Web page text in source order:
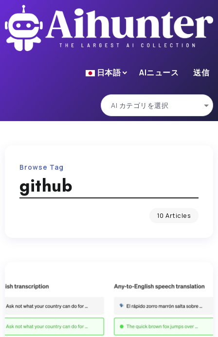
日本語 AIニュース 送信
Browse Tag
github
10 Articles